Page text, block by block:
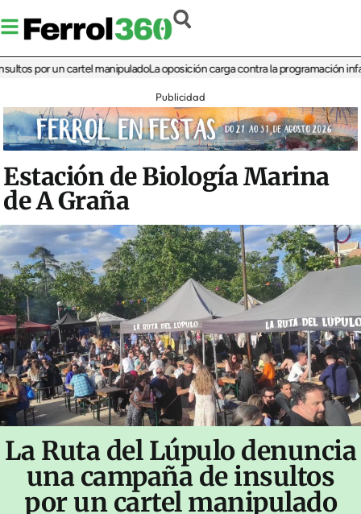
un cartel manipuladoLa oposición carga contra la programación infantil
Publicidad
Estación de Biología Marina
de A Graña
La Ruta del Lúpulo denuncia
una campaña de insultos
por un cartel manipulado